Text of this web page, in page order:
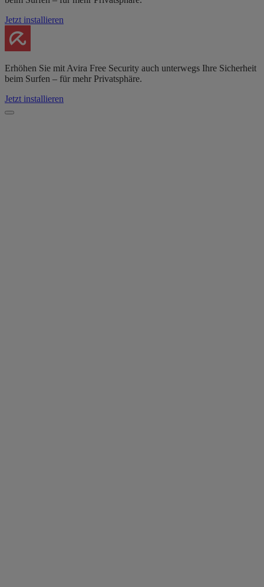
Jetzt installieren
Erhöhen Sie mit Avira Free Security auch unterwegs Ihre Sicherheit
beim Surfen – für mehr Privatsphäre.
Jetzt installieren